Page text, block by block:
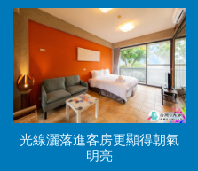
光線灑落進客房更顯得朝氣
明亮